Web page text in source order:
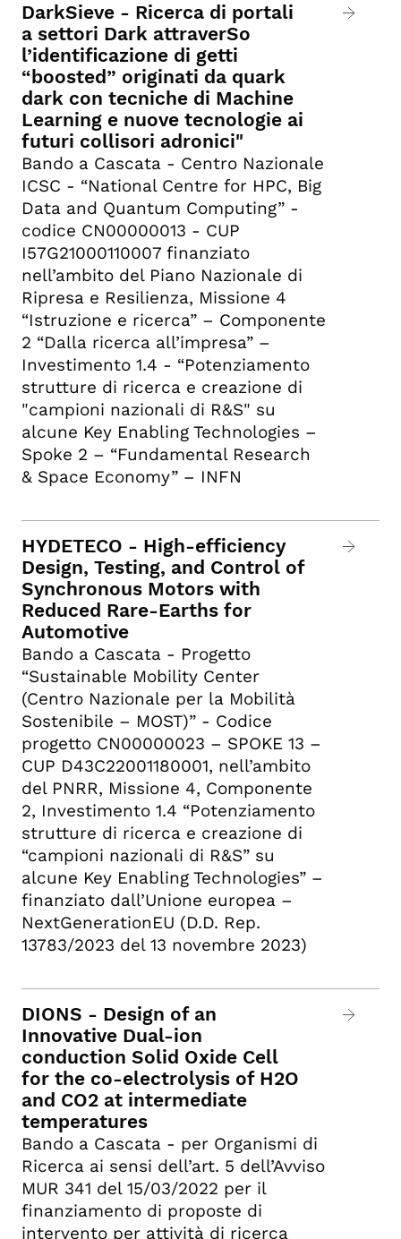
DarkSieve - Ricerca di portali
a settori Dark attraverSo
l’identificazione di getti
“boosted” originati da quark
dark con tecniche di Machine
Learning e nuove tecnologie ai
futuri collisori adronici"
Bando a Cascata - Centro Nazionale
ICSC - “National Centre for HPC, Big
Data and Quantum Computing” -
codice CN00000013 - CUP
I57G21000110007 finanziato
nell’ambito del Piano Nazionale di
Ripresa e Resilienza, Missione 4
“Istruzione e ricerca” – Componente
2 “Dalla ricerca all’impresa” –
Investimento 1.4 - “Potenziamento
strutture di ricerca e creazione di
"campioni nazionali di R&S" su
alcune Key Enabling Technologies –
Spoke 2 – “Fundamental Research
& Space Economy” – INFN
HYDETECO - High-efficiency
Design, Testing, and Control of
Synchronous Motors with
Reduced Rare-Earths for
Automotive
Bando a Cascata - Progetto
“Sustainable Mobility Center
(Centro Nazionale per la Mobilità
Sostenibile – MOST)” - Codice
progetto CN00000023 – SPOKE 13 –
CUP D43C22001180001, nell’ambito
del PNRR, Missione 4, Componente
2, Investimento 1.4 “Potenziamento
strutture di ricerca e creazione di
“campioni nazionali di R&S” su
alcune Key Enabling Technologies” –
finanziato dall’Unione europea –
NextGenerationEU (D.D. Rep.
13783/2023 del 13 novembre 2023)
DIONS - Design of an
Innovative Dual-ion
conduction Solid Oxide Cell
for the co-electrolysis of H2O
and CO2 at intermediate
temperatures
Bando a Cascata - per Organismi di
Ricerca ai sensi dell’art. 5 dell’Avviso
MUR 341 del 15/03/2022 per il
finanziamento di proposte di
intervento per attività di ricerca